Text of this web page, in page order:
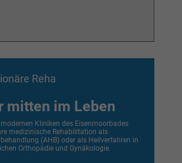
Reha
mitten im Leben
Kliniken des Eisenmoorbades
(AHB) oder als Heilverfahren in
Orthopädie und Gynäkologie.